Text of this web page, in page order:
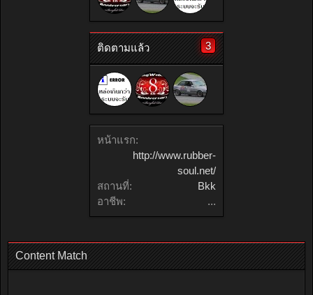
ติดตามแล้ว 3
หน้าแรก:
http://www.rubber-
soul.net/
สถานที่:
Bkk
อาชีพ:
...
Content Match